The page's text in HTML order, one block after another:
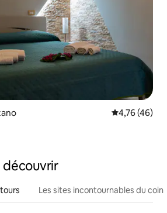
Note
4,76 (46)
découvrir
Les sites incontournables du coin